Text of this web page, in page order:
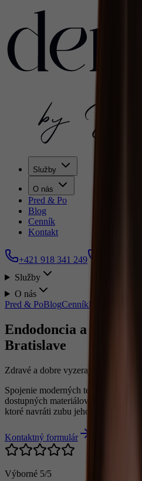
Služby
O nás
Pred & Po
Blog
Cenník
Kontakt
+421 918 341 249
Služby
O nás
Pred & PoBlogCenníkKontakt
Endodoncia a
Bratislave
Zdravé a dobre vyzerajúce zuby vo
Spojenie moderných technológií,
dostupných materiálov má za
ktoré navráti zubu jeho funkčnosť a
Kontaktný formulár
Výborné 5/5